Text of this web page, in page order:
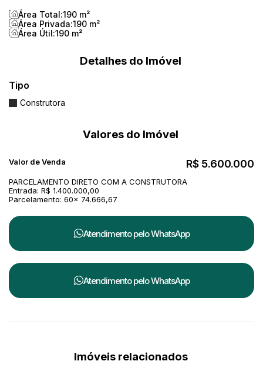
Área Total:190 m²
Área Privada:190 m²
Área Útil:190 m²
Detalhes do Imóvel
Tipo
Construtora
Valores do Imóvel
R$ 5.600.000
Valor de Venda
PARCELAMENTO DIRETO COM A CONSTRUTORA
Entrada: R$ 1.400.000,00
Parcelamento: 60x 74.666,67
Atendimento peloWhatsApp
Atendimento peloWhatsApp
Imóveis relacionados